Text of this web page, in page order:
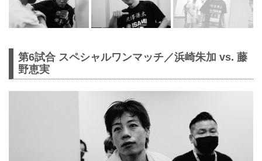
第6試合 スペシャルワンマッチ／浜崎朱加 vs. 藤
野恵実